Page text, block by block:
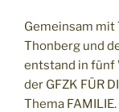
Gemeinsam mit
Thonberg und
entstand in fünf
der GFZK FÜR
Thema FAMILIE.